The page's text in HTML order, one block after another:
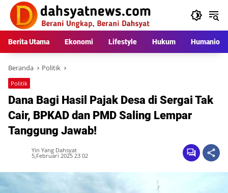
Langsung
konten
Berita Utama Ekonomi Lifestyle Hukum Humaniora
Beranda Politik
Politik
Dana Bagi Hasil Pajak Desa di Sergai Tak
Cair, BPKAD dan PMD Saling Lempar
Tanggung Jawab!
Yin Yang Dahsyat
5,Februari 2025 23 02